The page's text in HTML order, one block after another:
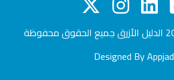
الدليل الأزرقجميع الحقوق محفوظة
Designed ByAppjad